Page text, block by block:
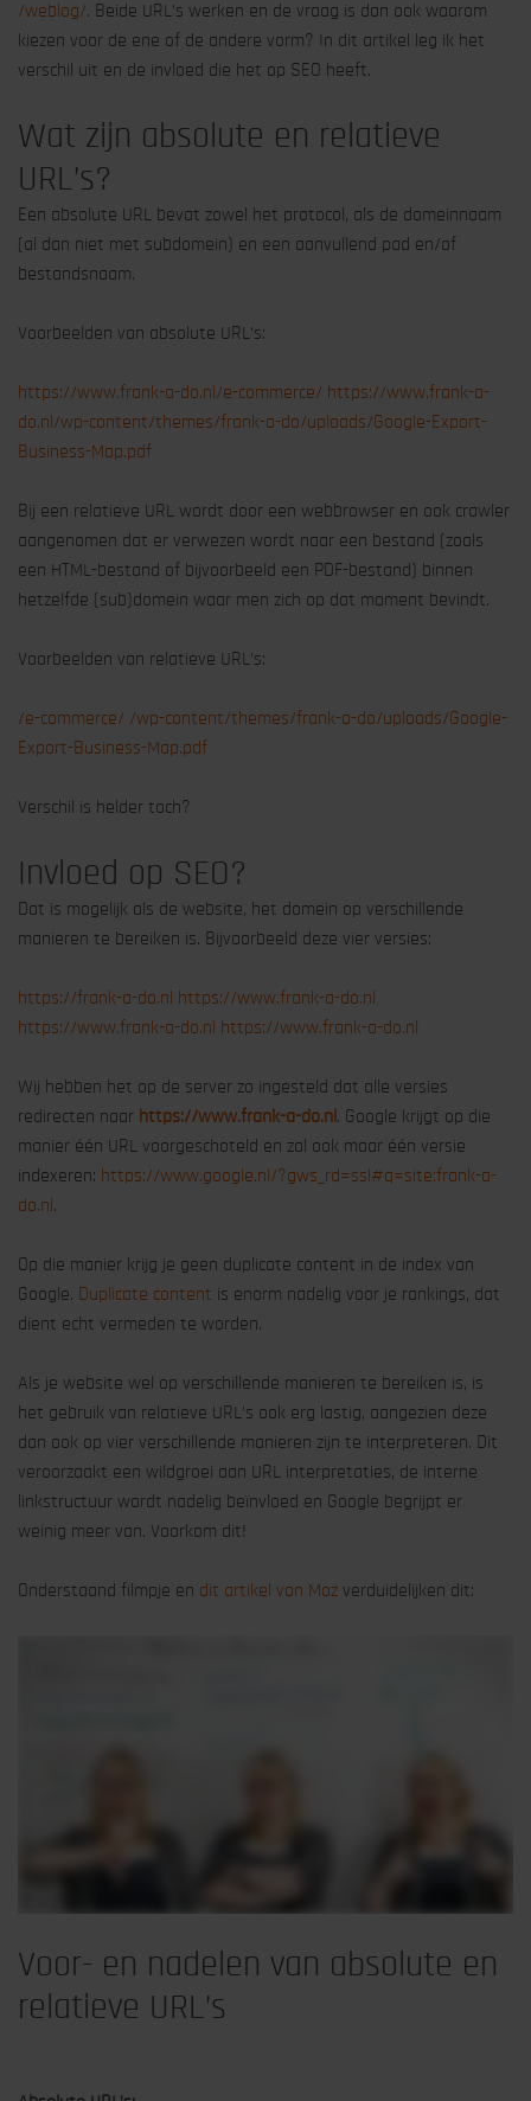
/weblog/. Beide URL’s werken en de vraag is dan ook waarom
kiezen voor de ene of de andere vorm? In dit artikel leg ik het
verschil uit en de invloed die het op SEO heeft.
Wat zijn absolute en relatieve
URL’s?
Een absolute URL bevat zowel het protocol, als de domeinnaam
(al dan niet met subdomein) en een aanvullend pad en/of
bestandsnaam.
Voorbeelden van absolute URL’s:
https://www.frank-a-do.nl/e-commerce/ https://www.frank-a-
do.nl/wp-content/themes/frank-a-do/uploads/Google-Export-
Business-Map.pdf
Bij een relatieve URL wordt door een webbrowser en ook crawler
aangenomen dat er verwezen wordt naar een bestand (zoals
een HTML-bestand of bijvoorbeeld een PDF-bestand) binnen
hetzelfde (sub)domein waar men zich op dat moment bevindt.
Voorbeelden van relatieve URL’s:
/e-commerce/ /wp-content/themes/frank-a-do/uploads/Google-
Export-Business-Map.pdf
Verschil is helder toch?
Invloed op SEO?
Dat is mogelijk als de website, het domein op verschillende
manieren te bereiken is. Bijvoorbeeld deze vier versies:
https://frank-a-do.nl
https://www.frank-a-do.nl
https://www.frank-a-do.nl
https://www.frank-a-do.nl
Wij hebben het op de server zo ingesteld dat alle versies
redirecten naar https://www.frank-a-do.nl . Google krijgt op die
manier één URL voorgeschoteld en zal ook maar één versie
indexeren: https://www.google.nl/?gws_rd=ssl#q=site:frank-a-
do.nl .
Op die manier krijg je geen duplicate content in de index van
Google. Duplicate content is enorm nadelig voor je rankings, dat
dient echt vermeden te worden.
Als je website wel op verschillende manieren te bereiken is, is
het gebruik van relatieve URL’s ook erg lastig, aangezien deze
dan ook op vier verschillende manieren zijn te interpreteren. Dit
veroorzaakt een wildgroei aan URL interpretaties, de interne
linkstructuur wordt nadelig beïnvloed en Google begrijpt er
weinig meer van. Voorkom dit!
Onderstaand filmpje en dit artikel van Moz verduidelijken dit:
Voor- en nadelen van absolute en
relatieve URL’s